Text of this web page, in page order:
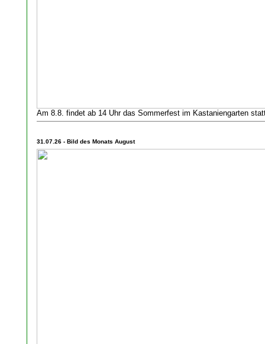
Am 8.8. findet ab 14 Uhr das Sommerfest im Kastaniengarten
31.07.26 - Bild des Monats August